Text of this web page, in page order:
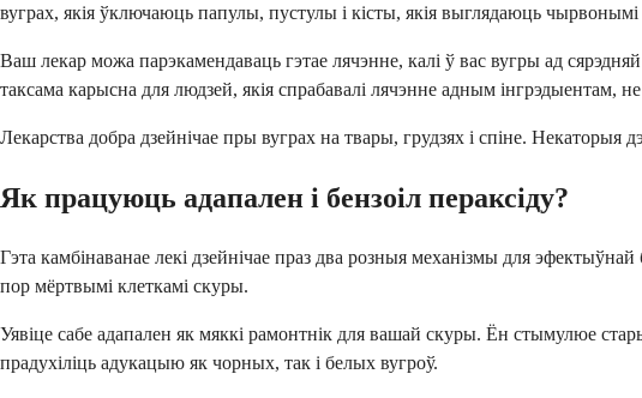
вуграх, якія ўключаюць папулы, пустулы і кісты, якія выглядаюць чырвонымі
Ваш лекар можа парэкамендаваць гэтае лячэнне, калі ў вас вугры ад
таксама карысна для людзей, якія спрабавалі лячэнне адным інгрэдыентам,
Лекарства добра дзейнічае пры вуграх на твары, грудзях і спіне.
Як працуюць адапален і бензоіл пераксіду?
Гэта камбінаванае лекі дзейнічае праз два розныя механізмы для
пор мёртвымі клеткамі скуры.
Уявіце сабе адапален як мяккі рамонтнік для вашай скуры. Ён стымулюе
прадухіліць адукацыю як чорных, так і белых вугроў.